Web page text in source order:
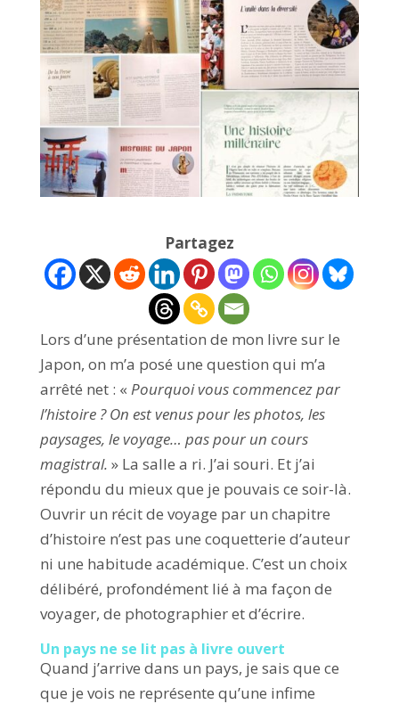
Partagez
Lors d’une présentation de mon livre sur le
Japon, on m’a posé une question qui m’a
arrêté net : « Pourquoi vous commencez par
l’histoire ? On est venus pour les photos, les
paysages, le voyage… pas pour un cours
magistral. » La salle a ri. J’ai souri. Et j’ai
répondu du mieux que je pouvais ce soir-là.
Ouvrir un récit de voyage par un chapitre
d’histoire n’est pas une coquetterie d’auteur
ni une habitude académique. C’est un choix
délibéré, profondément lié à ma façon de
voyager, de photographier et d’écrire.
Un pays ne se lit pas à livre ouvert
Quand j’arrive dans un pays, je sais que ce
que je vois ne représente qu’une infime